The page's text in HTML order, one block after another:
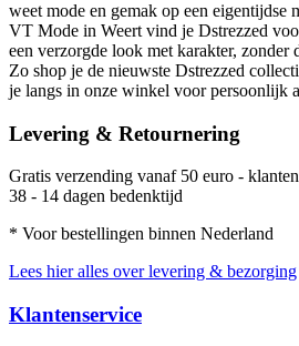
weet mode en gemak op een eigentijdse
VT Mode in Weert vind je Dstrezzed
een verzorgde look met karakter, zonder
Zo shop je de nieuwste Dstrezzed
je langs in onze winkel voor persoonlijk
Levering & Retournering
Gratis verzending vanaf 50 euro -
38 - 14 dagen bedenktijd
* Voor bestellingen binnen Nederland
Lees hier alles over levering & bezorging
Klantenservice